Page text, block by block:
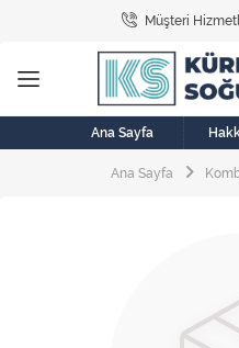
Müşteri
Bulaşık
Çamaşır
Elektrikli
Ana Sayfa
Ana Sayfa